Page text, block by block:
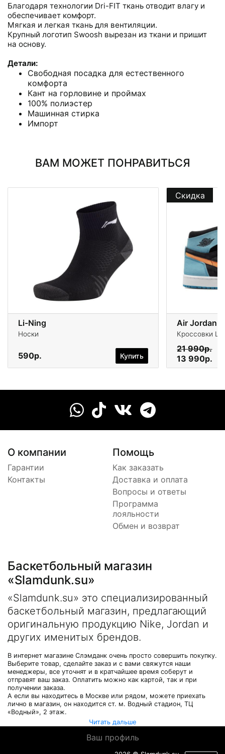
Благодаря технологии Dri-FIT ткань отводит влагу и
обеспечивает комфорт.
Мягкая и легкая ткань для вентиляции.
Крупный логотип Swoosh вырезан из ткани и пришит
на основу.
Детали:
Свободная посадка для естественного
комфорта
Кант на горловине и проймах
100% полиэстер
Машинная стирка
Импорт
ВАМ МОЖЕТ ПОНРАВИТЬСЯ
Li-Ning
Носки
590р. Купить
Скидка
Air Jordan
Кроссовки
21 990р.
13 990р.
О компании
Гарантии
Контакты
Помощь
Как заказать
Доставка и оплата
Вопросы и ответы
Программа
лояльности
Обмен и возврат
Баскетбольный магазин
«Slamdunk.su»
«Slamdunk.su» это специализированный
баскетбольный магазин, предлагающий
оригинальную продукцию Nike, Jordan и
других именитых брендов.
В интернет магазине Слэмданк очень просто совершить покупку.
Выберите товар, сделайте заказ и с вами свяжутся наши
менеджеры, все уточнят и в кратчайшее время соберут и
отправят ваш заказ. Оплатить можно как картой, так и при
получении заказа.
А если вы находитесь в Москве или рядом, можете приехать
лично в магазин, он находится ст. м. Водный стадион, ТЦ
«Водный», 2 этаж.
Читать дальше
Ваш профиль